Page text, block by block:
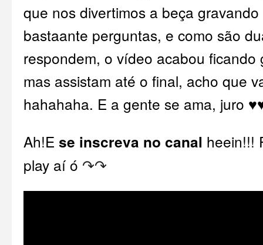
que nos divertimos a beça
bastaante perguntas, e como são
respondem, o vídeo acabou ficando
mas assistam até o final, acho que
hahahaha. E a gente se ama, juro
Ah!E se inscreva no canal heein!!!
play aí ó ↷↷